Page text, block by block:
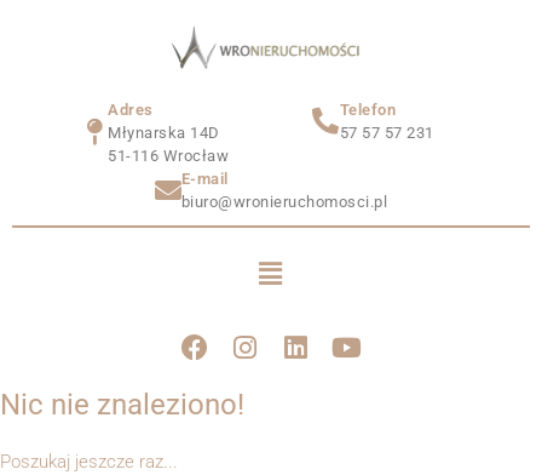
Adres
Młynarska 14D
51-116 Wrocław
Telefon
57 57 57 231
E-mail
biuro@wronieruchomosci.pl
Nic nie znaleziono!
Poszukaj jeszcze raz...